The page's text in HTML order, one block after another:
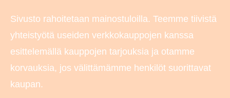
Sivusto rahoitetaan mainostuloilla. Teemme tiivistä
yhteistyötä useiden verkkokauppojen kanssa
esittelemällä kauppojen tarjouksia ja otamme
korvauksia, jos välittämämme henkilöt suorittavat
kaupan.